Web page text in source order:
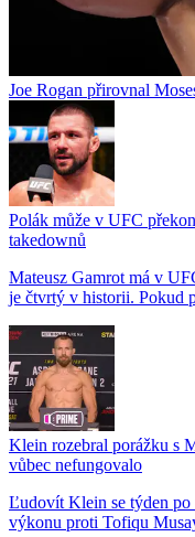
Joe Rogan přirovnal
Polák může v UFC
takedownů
Mateusz Gamrot má v
je čtvrtý v historii. Pokud
Klein rozebral porážku s
vůbec nefungovalo
Ľudovít Klein se týden
výkonu proti Tofiqu